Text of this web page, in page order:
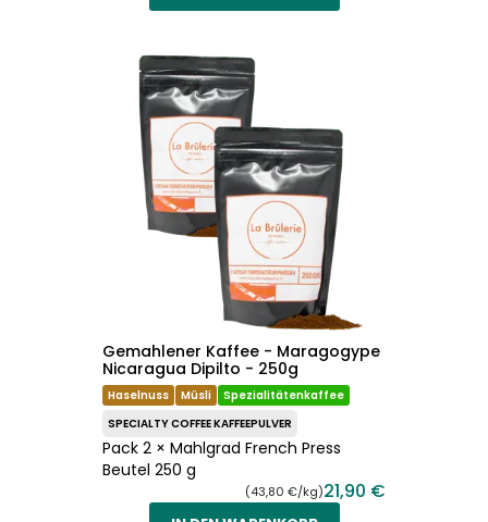
Gemahlener Kaffee - Maragogype
Nicaragua Dipilto - 250g
Haselnuss Müsli
Spezialitätenkaffee
SPECIALTY COFFEE KAFFEEPULVER
Pack 2 × Mahlgrad French Press
Beutel 250 g
(43,80 €/kg)21,90 €